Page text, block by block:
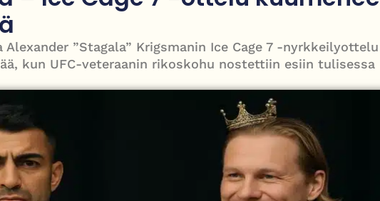
Juhana Tegelbergille – tiukka välienselvittely PTV Gymillä tallentui videolle
Alexander ”Stagala” Krigsmanin Ice Cage 7 -nyrkkeilyottelu
kun UFC-veteraanin rikoskohu nostettiin esiin tulisessa